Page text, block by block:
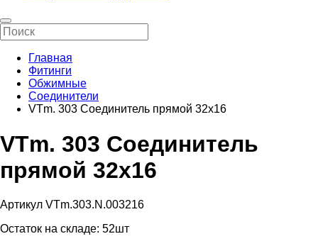
Главная
Фитинги
Обжимные
Соединители
VTm. 303 Соединитель прямой 32х16
VTm. 303 Соединитель
прямой 32х16
Артикул VTm.303.N.003216
Остаток на складе: 52шт